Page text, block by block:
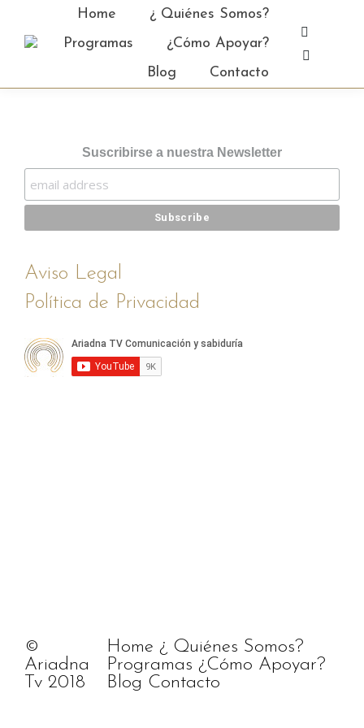
Home
¿ Quiénes Somos?
Programas
¿Cómo Apoyar?
Blog
Contacto
page
opens
page
window
Suscribirse a nuestra Newsletter
Aviso Legal
Política de Privacidad
©
Ariadna
Tv 2018
Home ¿ Quiénes Somos?
Programas ¿Cómo Apoyar?
Blog Contacto